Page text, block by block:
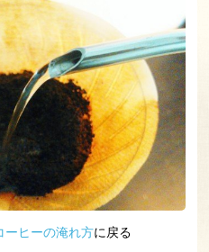
ーヒーの淹れ方に戻る